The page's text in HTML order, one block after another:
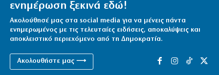
ενημέρωση ξεκινά εδώ!
Ακολούθησέ μας στα social media για να μένεις πάντα
ενημερωμένος με τις τελευταίες ειδήσεις, αποκαλύψεις και
αποκλειστικό περιεχόμενο από τη Δημοκρατία.
Ακολουθήστε μας ⟶